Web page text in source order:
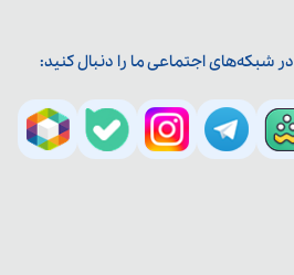
در شبکه‌های اجتماعی ما را دنبال کنید: